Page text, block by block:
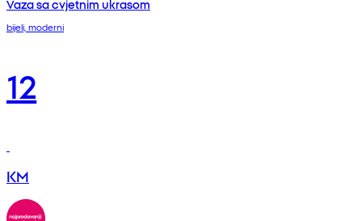
Vaza sa cvjetnim ukrasom
bijeli, moderni
12
KM